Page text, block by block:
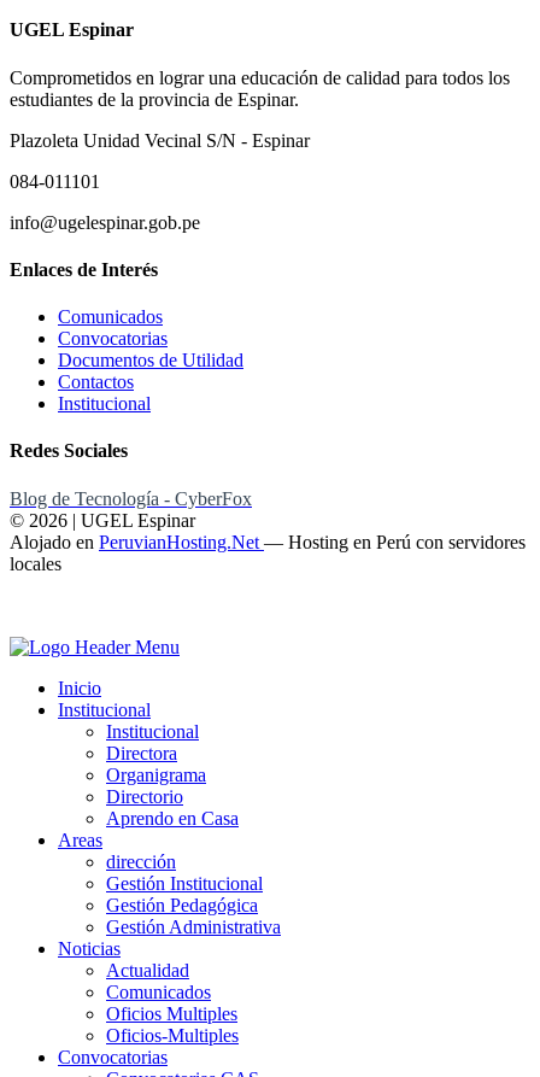
UGEL Espinar
Comprometidos en lograr una educación de calidad para todos los
estudiantes de la provincia de Espinar.
Plazoleta Unidad Vecinal S/N - Espinar
084-011101
info@ugelespinar.gob.pe
Enlaces de Interés
Comunicados
Convocatorias
Documentos de Utilidad
Contactos
Institucional
Redes Sociales
Blog de Tecnología - CyberFox
© 2026 | UGEL Espinar
Alojado en PeruvianHosting.Net — Hosting en Perú con servidores
locales
Inicio
Institucional
Institucional
Directora
Organigrama
Directorio
Aprendo en Casa
Areas
dirección
Gestión Institucional
Gestión Pedagógica
Gestión Administrativa
Noticias
Actualidad
Comunicados
Oficios Multiples
Oficios-Multiples
Convocatorias